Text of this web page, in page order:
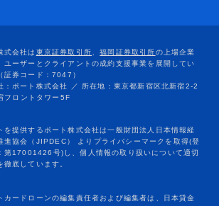
カードローンの編集責任者および編集者は、日本貸金